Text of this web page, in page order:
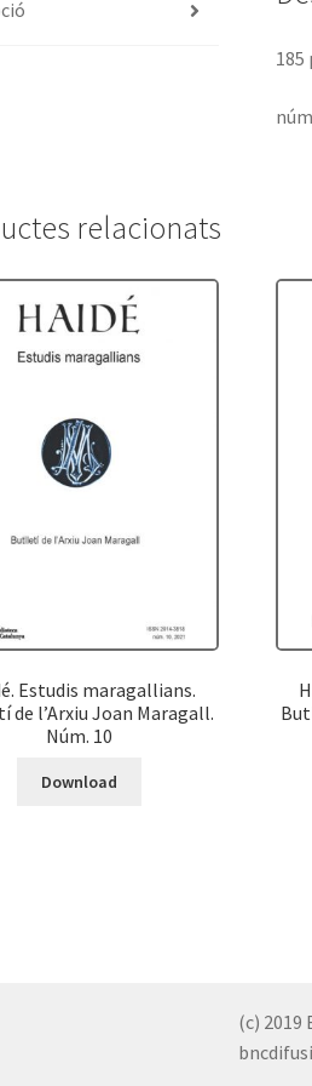
185
relacionats
Estudis maragallians.
de l’Arxiu Joan Maragall.
Núm. 10
Download
(c) 2019